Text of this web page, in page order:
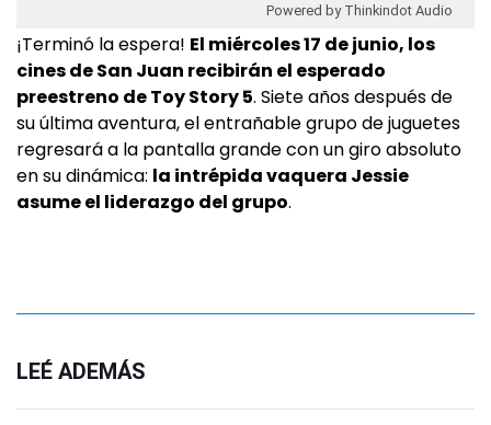
Powered by Thinkindot Audio
¡Terminó la espera! El miércoles 17 de junio, los
cines de San Juan recibirán el esperado
preestreno de Toy Story 5. Siete años después de
su última aventura, el entrañable grupo de juguetes
regresará a la pantalla grande con un giro absoluto
en su dinámica: la intrépida vaquera Jessie
asume el liderazgo del grupo.
LEÉ ADEMÁS